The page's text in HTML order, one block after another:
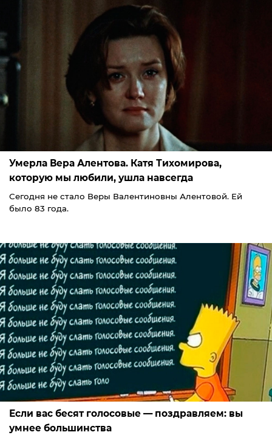
Умерла Вера Алентова. Катя Тихомирова,
которую мы любили, ушла навсегда
Сегодня не стало Веры Валентиновны Алентовой. Ей
было 83 года.
Если вас бесят голосовые — поздравляем: вы
умнее большинства